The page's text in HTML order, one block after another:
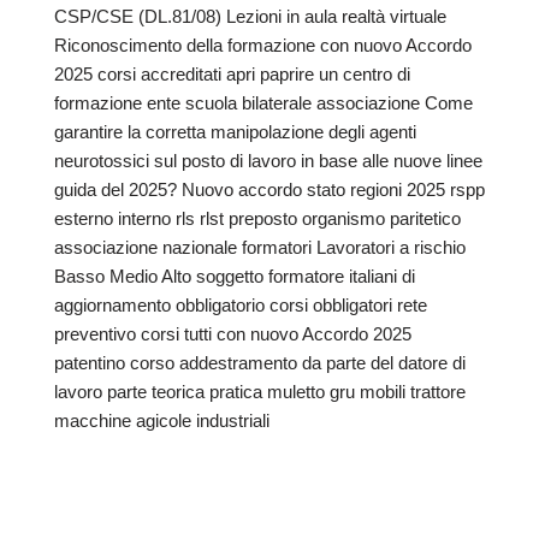
CSP/CSE (DL.81/08) Lezioni in aula realtà virtuale
Riconoscimento della formazione con nuovo Accordo
2025 corsi accreditati apri paprire un centro di
formazione ente scuola bilaterale associazione Come
garantire la corretta manipolazione degli agenti
neurotossici sul posto di lavoro in base alle nuove linee
guida del 2025? Nuovo accordo stato regioni 2025 rspp
esterno interno rls rlst preposto organismo paritetico
associazione nazionale formatori Lavoratori a rischio
Basso Medio Alto soggetto formatore italiani di
aggiornamento obbligatorio corsi obbligatori rete
preventivo corsi tutti con nuovo Accordo 2025
patentino corso addestramento da parte del datore di
lavoro parte teorica pratica muletto gru mobili trattore
macchine agicole industriali